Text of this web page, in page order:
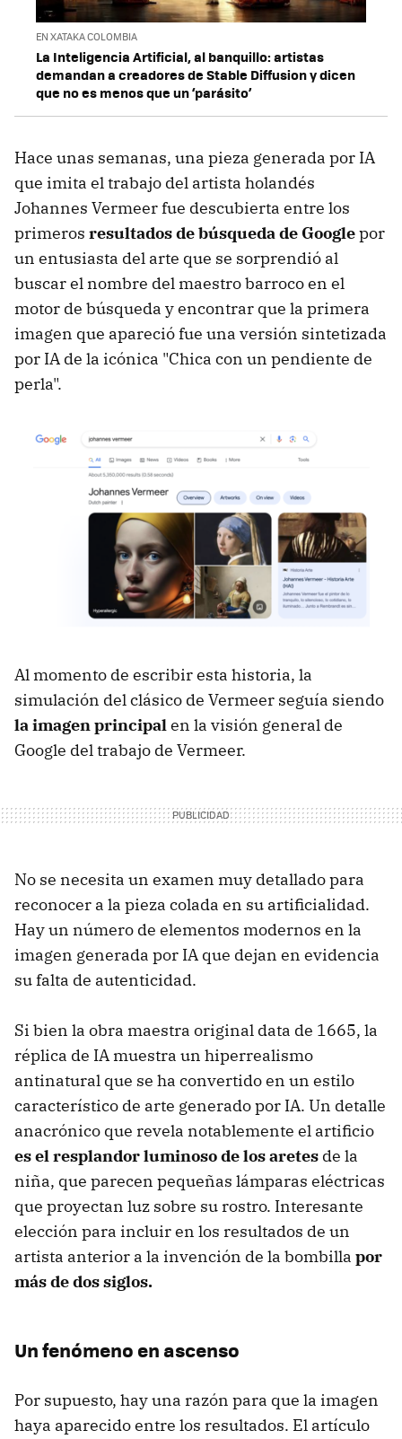
EN XATAKA COLOMBIA
La Inteligencia Artificial, al banquillo: artistas
demandan a creadores de Stable Diffusion y dicen
que no es menos que un ‘parásito’
Hace unas semanas, una pieza generada por IA
que imita el trabajo del artista holandés
Johannes Vermeer fue descubierta entre los
primeros resultados de búsqueda de Googlepor
un entusiasta del arte que se sorprendió al
buscar el nombre del maestro barroco en el
motor de búsqueda y encontrar que la primera
imagen que apareció fue una versión sintetizada
por IA de la icónica "Chica con un pendiente de
perla".
Al momento de escribir esta historia, la
simulación del clásico de Vermeer seguía siendo
la imagen principalen la visión general de
Google del trabajo de Vermeer.
No se necesita un examen muy detallado para
reconocer a la pieza colada en su artificialidad.
Hay un número de elementos modernos en la
imagen generada por IA que dejan en evidencia
su falta de autenticidad.
Si bien la obra maestra original data de 1665, la
réplica de IA muestra un hiperrealismo
antinatural que se ha convertido en un estilo
característico de arte generado por IA. Un detalle
anacrónico que revela notablemente el artificio
es el resplandor luminoso de los aretes de la
niña, que parecen pequeñas lámparas eléctricas
que proyectan luz sobre su rostro. Interesante
elección para incluir en los resultados de un
artista anterior a la invención de la bombilla por
más de dos siglos.
Un fenómeno en ascenso
Por supuesto, hay una razón para que la imagen
haya aparecido entre los resultados. El artículo